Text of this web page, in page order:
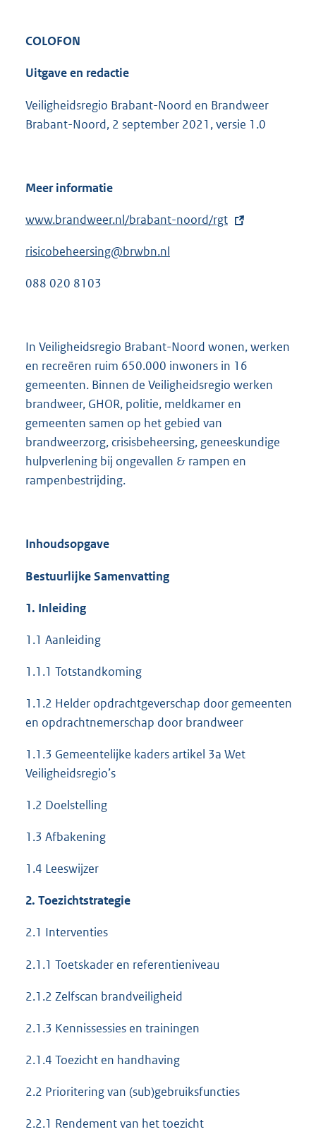
COLOFON
Uitgave en redactie
Veiligheidsregio Brabant-Noord en Brandweer
Brabant-Noord, 2 september 2021, versie 1.0
Meer informatie
E
t
e
l
i
n
k
:
www.brandweer.nl/brabant-noord/rgt
risicobeheersing@brwbn.nl
088 020 8103
In Veiligheidsregio Brabant-Noord wonen, werken
en recreëren ruim 650.000 inwoners in 16
gemeenten. Binnen de Veiligheidsregio werken
brandweer, GHOR, politie, meldkamer en
gemeenten samen op het gebied van
brandweerzorg, crisisbeheersing, geneeskundige
hulpverlening bij ongevallen & rampen en
rampenbestrijding.
Inhoudsopgave
Bestuurlijke Samenvatting
1. Inleiding
1.1 Aanleiding
1.1.1 Totstandkoming
1.1.2 Helder opdrachtgeverschap door gemeenten
en opdrachtnemerschap door brandweer
1.1.3 Gemeentelijke kaders artikel 3a Wet
Veiligheidsregio’s
1.2 Doelstelling
1.3 Afbakening
1.4 Leeswijzer
2. Toezichtstrategie
2.1 Interventies
2.1.1 Toetskader en referentieniveau
2.1.2 Zelfscan brandveiligheid
2.1.3 Kennissessies en trainingen
2.1.4 Toezicht en handhaving
2.2 Prioritering van (sub)gebruiksfuncties
2.2.1 Rendement van het toezicht